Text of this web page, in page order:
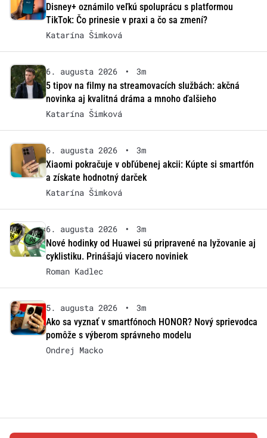
Disney+ oznámilo veľkú spoluprácu s platformou
TikTok: Čo prinesie v praxi a čo sa zmení?
Katarína Šimková
6. augusta 2026 •
3m
5 tipov na filmy na streamovacích službách: akčná
novinka aj kvalitná dráma a mnoho ďalšieho
Katarína Šimková
6. augusta 2026 •
3m
Xiaomi pokračuje v obľúbenej akcii: Kúpte si smartfón
a získate hodnotný darček
Katarína Šimková
6. augusta 2026 •
3m
Nové hodinky od Huawei sú pripravené na lyžovanie aj
cyklistiku. Prinášajú viacero noviniek
Roman Kadlec
5. augusta 2026 •
3m
Ako sa vyznať v smartfónoch HONOR? Nový sprievodca
pomôže s výberom správneho modelu
Ondrej Macko